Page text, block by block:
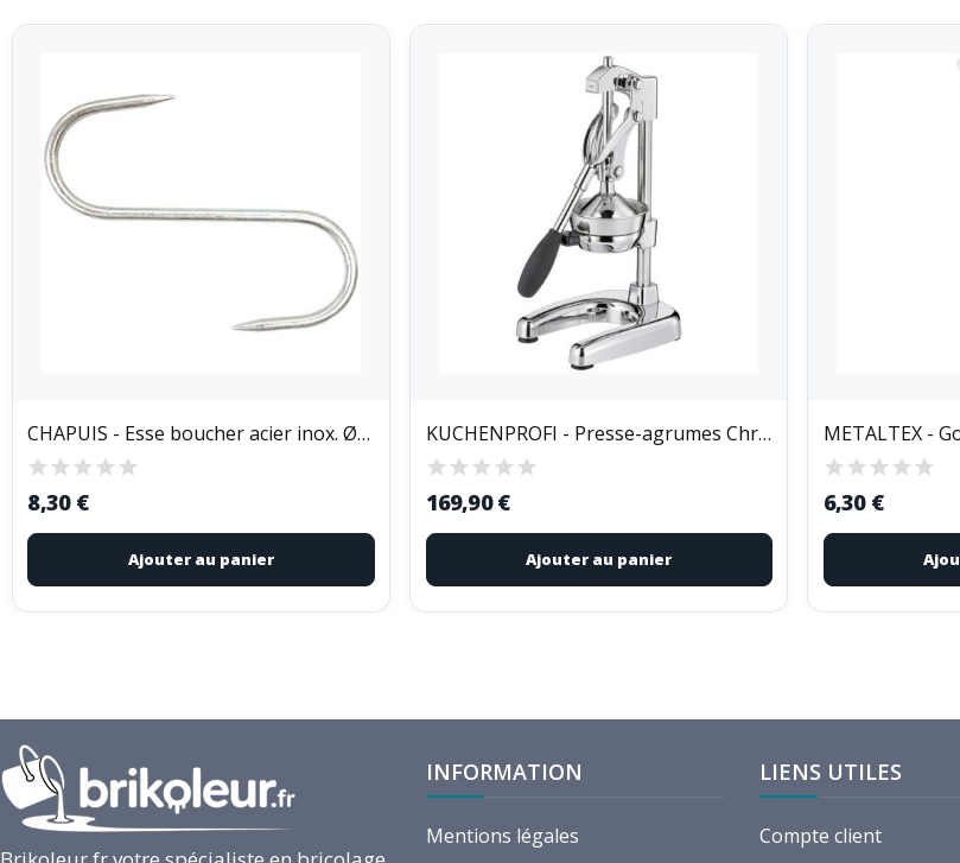
CHAPUIS - Esse boucher acier inox. Ø5mm...
8,30 €
Ajouter au panier
KUCHENPROFI - Presse-agrumes Chromé - Amalfi
169,90 €
Ajouter au panier
6,30 €
INFORMATION
Mentions légales
LIENS UTILES
Compte client